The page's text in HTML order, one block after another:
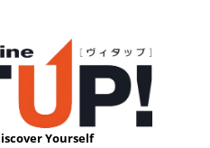
Yourself